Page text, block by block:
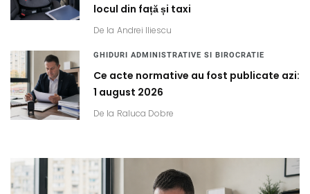
locul din față și taxi
De la Andrei Iliescu
GHIDURI ADMINISTRATIVE SI BIROCRATIE
Ce acte normative au fost publicate azi:
1 august 2026
De la Raluca Dobre